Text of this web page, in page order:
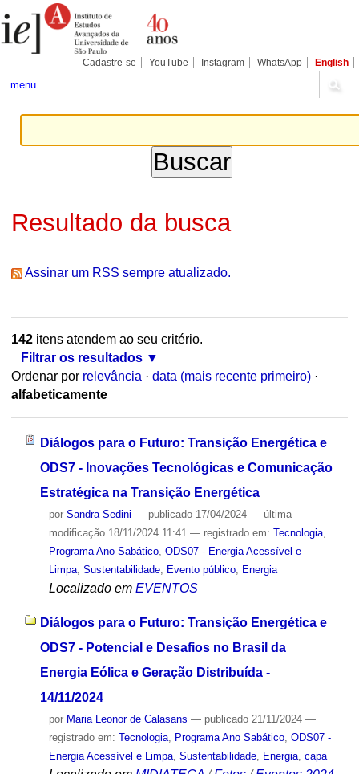
para
conteúdo.
Pessoais
Cadastre-se YouTube Instagram WhatsApp English
menu
Resultado da busca
Assinar um RSS sempre atualizado.
142itens atendem ao seu critério.
Filtrar os resultados
Ordenar por relevância · data (mais recente primeiro) ·
alfabeticamente
Diálogos para o Futuro: Transição Energética e
ODS7 - Inovações Tecnológicas e Comunicação
Estratégica na Transição Energética
por Sandra Sedini — publicado17/04/2024 — última
modificação18/11/2024 11:41 — registrado em: Tecnologia,
Programa Ano Sabático, ODS07 - Energia Acessível e
Limpa, Sustentabilidade, Evento público, Energia
Localizado em EVENTOS
Diálogos para o Futuro: Transição Energética e
ODS7 - Potencial e Desafios no Brasil da
Energia Eólica e Geração Distribuída -
14/11/2024
por Maria Leonor de Calasans — publicado21/11/2024 —
registrado em: Tecnologia, Programa Ano Sabático, ODS07 -
Energia Acessível e Limpa, Sustentabilidade, Energia, capa